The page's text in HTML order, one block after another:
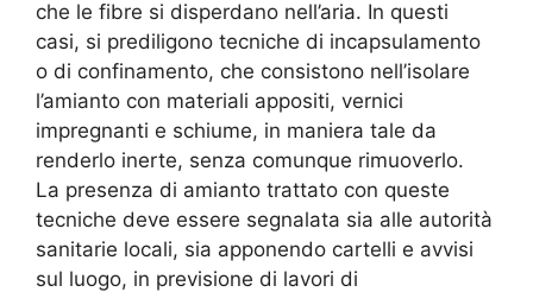
che le fibre si disperdano nell’aria. In questi
casi, si prediligono tecniche di incapsulamento
o di confinamento, che consistono nell’isolare
l’amianto con materiali appositi, vernici
impregnanti e schiume, in maniera tale da
renderlo inerte, senza comunque rimuoverlo.
La presenza di amianto trattato con queste
tecniche deve essere segnalata sia alle autorità
sanitarie locali, sia apponendo cartelli e avvisi
sul luogo, in previsione di lavori di